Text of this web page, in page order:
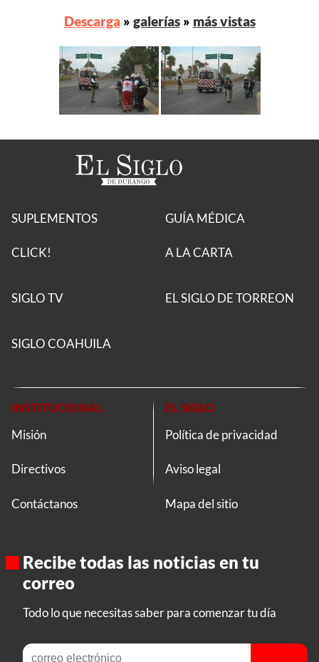
Descarga» galerías» más vistas
SUPLEMENTOS
CLICK!
GUÍA MÉDICA
A LA CARTA
SIGLO TV EL SIGLO DE TORREON
SIGLO COAHUILA
INSTITUCIONAL
Misión
Directivos
Contáctanos
EL SIGLO
Política de privacidad
Aviso legal
Mapa del sitio
Recibe todas las noticias en tu
correo
Todo lo que necesitas saber para comenzar tu día